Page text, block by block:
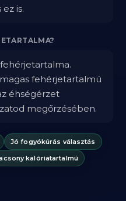
is.
fehérjetartalmú
éhségérzet
megőrzésében.
Jó fogyókúrás választás
kalóriatartalmú